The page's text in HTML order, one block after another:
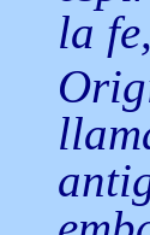
la